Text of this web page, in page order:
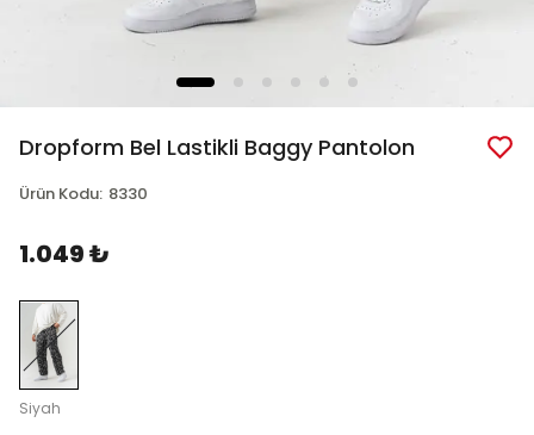
Dropform Bel Lastikli Baggy Pantolon
Ürün Kodu: 8330
1.049 ₺
Siyah